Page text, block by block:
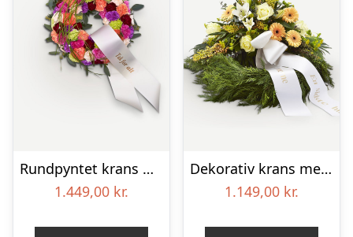
Rundpyntet krans med bånd
1.449,00 kr.
Dekorativ krans med bånd
1.149,00 kr.